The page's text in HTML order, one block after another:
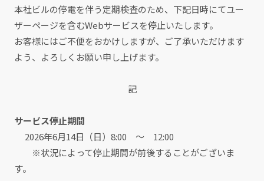
本社ビルの停電を伴う定期検査のため、下記日時にてユー
ザーページを含むWebサービスを停止いたします。
お客様にはご不便をおかけしますが、ご了承いただけます
よう、よろしくお願い申し上げます。
記
サービス停止期間
2026年6月14日（日）8:00 ～ 12:00
※状況によって停止期間が前後することがございま
す。